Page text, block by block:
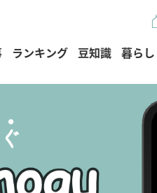
ランキング 豆知識 暮らし